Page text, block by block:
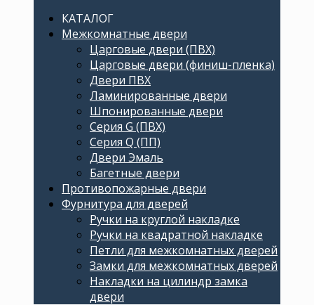
КАТАЛОГ
Межкомнатные двери
Царговые двери (ПВХ)
Царговые двери (финиш-пленка)
Двери ПВХ
Ламинированные двери
Шпонированные двери
Серия G (ПВХ)
Серия Q (ПП)
Двери Эмаль
Багетные двери
Противопожарные двери
Фурнитура для дверей
Ручки на круглой накладке
Ручки на квадратной накладке
Петли для межкомнатных дверей
Замки для межкомнатных дверей
Накладки на цилиндр замка
двери